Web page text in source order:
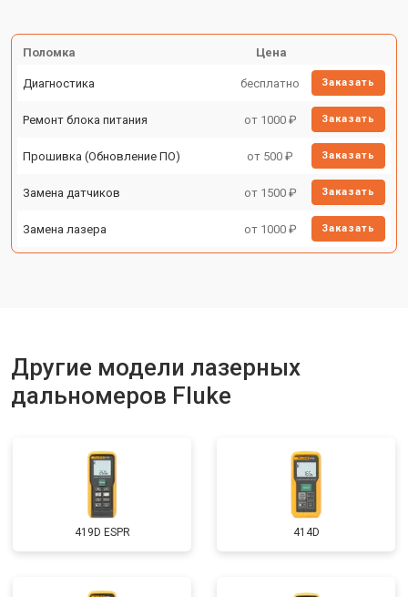
Поломка Цена
Диагностика бесплатно Заказать
Ремонт блока питания от 1000 ₽ Заказать
Прошивка (Обновление ПО) от 500 ₽ Заказать
Замена датчиков от 1500 ₽ Заказать
Замена лазера от 1000 ₽ Заказать
Другие модели лазерных
дальномеров Fluke
419D ESPR 414D